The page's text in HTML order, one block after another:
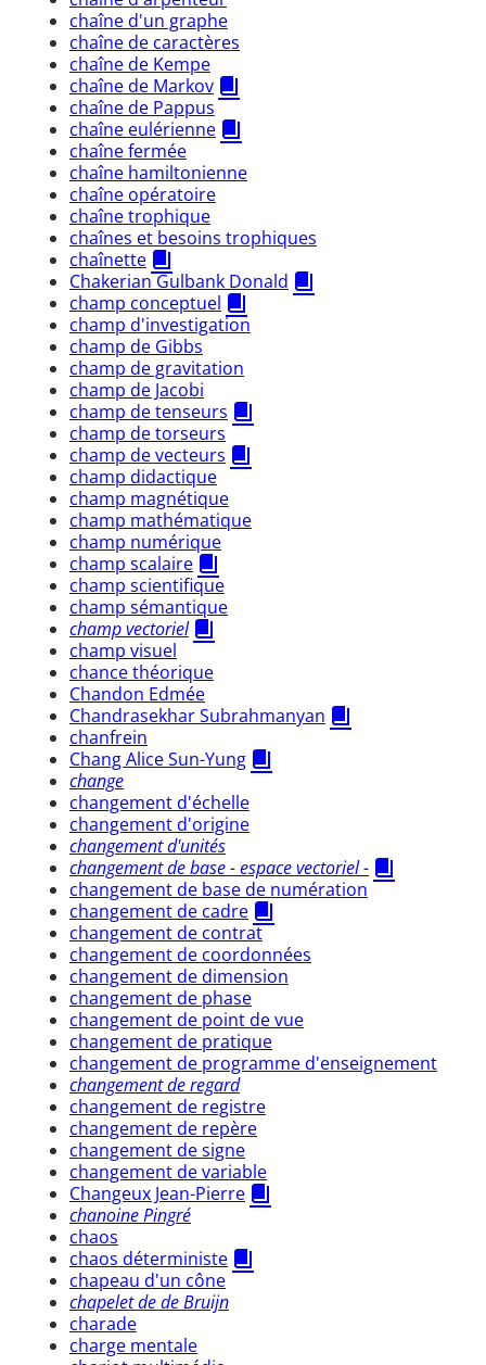
chaîne d'un graphe
chaîne de caractères
chaîne de Kempe
chaîne de Markov
chaîne de Pappus
chaîne eulérienne
chaîne fermée
chaîne hamiltonienne
chaîne opératoire
chaîne trophique
chaînes et besoins trophiques
chaînette
Chakerian Gulbank Donald
champ conceptuel
champ d'investigation
champ de Gibbs
champ de gravitation
champ de Jacobi
champ de tenseurs
champ de torseurs
champ de vecteurs
champ didactique
champ magnétique
champ mathématique
champ numérique
champ scalaire
champ scientifique
champ sémantique
champ vectoriel
champ visuel
chance théorique
Chandon Edmée
Chandrasekhar Subrahmanyan
chanfrein
Chang Alice Sun-Yung
change
changement d'échelle
changement d'origine
changement d'unités
changement de base - espace vectoriel -
changement de base de numération
changement de cadre
changement de contrat
changement de coordonnées
changement de dimension
changement de phase
changement de point de vue
changement de pratique
changement de programme d'enseignement
changement de regard
changement de registre
changement de repère
changement de signe
changement de variable
Changeux Jean-Pierre
chanoine Pingré
chaos
chaos déterministe
chapeau d'un cône
chapelet de de Bruijn
charade
charge mentale